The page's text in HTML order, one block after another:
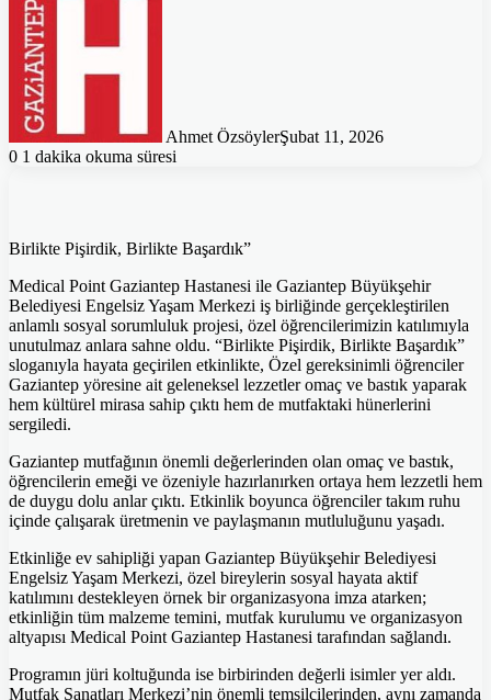
Ahmet ÖzsöylerŞubat 11, 2026
0 1 dakika okuma süresi
Birlikte Pişirdik, Birlikte Başardık”
Medical Point Gaziantep Hastanesi ile Gaziantep Büyükşehir
Belediyesi Engelsiz Yaşam Merkezi iş birliğinde gerçekleştirilen
anlamlı sosyal sorumluluk projesi, özel öğrencilerimizin katılımıyla
unutulmaz anlara sahne oldu. “Birlikte Pişirdik, Birlikte Başardık”
sloganıyla hayata geçirilen etkinlikte, Özel gereksinimli öğrenciler
Gaziantep yöresine ait geleneksel lezzetler omaç ve bastık yaparak
hem kültürel mirasa sahip çıktı hem de mutfaktaki hünerlerini
sergiledi.
Gaziantep mutfağının önemli değerlerinden olan omaç ve bastık,
öğrencilerin emeği ve özeniyle hazırlanırken ortaya hem lezzetli hem
de duygu dolu anlar çıktı. Etkinlik boyunca öğrenciler takım ruhu
içinde çalışarak üretmenin ve paylaşmanın mutluluğunu yaşadı.
Etkinliğe ev sahipliği yapan Gaziantep Büyükşehir Belediyesi
Engelsiz Yaşam Merkezi, özel bireylerin sosyal hayata aktif
katılımını destekleyen örnek bir organizasyona imza atarken;
etkinliğin tüm malzeme temini, mutfak kurulumu ve organizasyon
altyapısı Medical Point Gaziantep Hastanesi tarafından sağlandı.
Programın jüri koltuğunda ise birbirinden değerli isimler yer aldı.
Mutfak Sanatları Merkezi’nin önemli temsilcilerinden, aynı zamanda